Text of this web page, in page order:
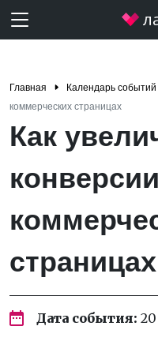
Главная Календарь событий
коммерческих страницах
Как
страницах
Дата события: